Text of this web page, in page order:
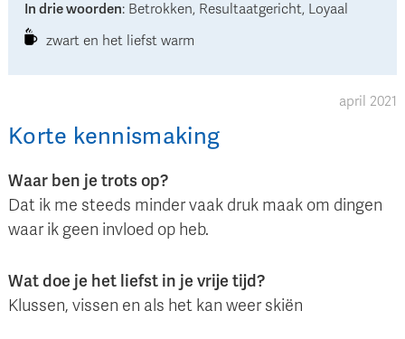
In drie woorden: Betrokken, Resultaatgericht, Loyaal
zwart en het liefst warm
april 2021
Korte kennismaking
Waar ben je trots op?
Dat ik me steeds minder vaak druk maak om dingen
waar ik geen invloed op heb.
Wat doe je het liefst in je vrije tijd?
Klussen, vissen en als het kan weer skiën